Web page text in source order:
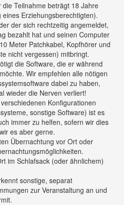
die Teilnahme beträgt 18 Jahre
eines Erziehungsberechtigten).
der sich rechtzeitig angemeldet,
bezahlt hat und seinen Computer
Meter Patchkabel, Kopfhörer und
nicht vergessen) mitbringt.
die Software, die er während
Wir empfehlen alle nötigen
dabei zu haben,
wieder die Nerven verliert!
Konfigurationen
sonstige Software) ist es
immer zu helfen, sofern wir dies
es aber gerne.
Übernachtung vor Ort oder
im Schlafsack (oder ähnlichem)
sonstige, separat
zur Veranstaltung an und